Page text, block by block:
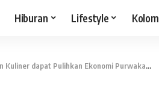
Hiburan Lifestyle Kolom
dapat Pulihkan Ekonomi Purwakarta